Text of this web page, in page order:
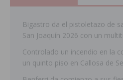
Bigastro da el pistoletazo de
San Joaquín 2026 con un
Controlado un incendio en la
un quinto piso en Callosa de